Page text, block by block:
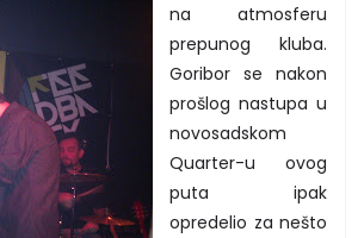
na atmosferu
prepunog kluba.
Goribor se nakon
prošlog nastupa u
novosadskom
Quarter-u ovog
puta ipak
opredelio za nešto